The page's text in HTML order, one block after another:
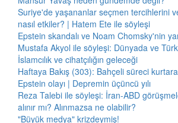
Suriye'de yaşananlar seçmen tercihlerini
nasıl etkiler? | Hatem Ete ile söyleşi
Epstein skandalı ve Noam Chomsky'nin
Mustafa Akyol ile söyleşi: Dünyada ve
İslamcılık ve cihatçılığın geleceği
Haftaya Bakış (303): Bahçeli süreci
Epstein olayı | Depremin üçüncü yılı
Reza Talebi ile söyleşi: İran-ABD
alınır mı? Alınmazsa ne olabilir?
"Büyük medya" krizdeymiş!